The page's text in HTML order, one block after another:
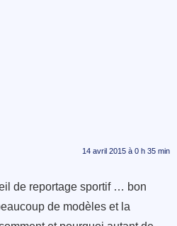
14 avril 2015 à 0 h 35 min
de reportage sportif … bon
de modèles et la